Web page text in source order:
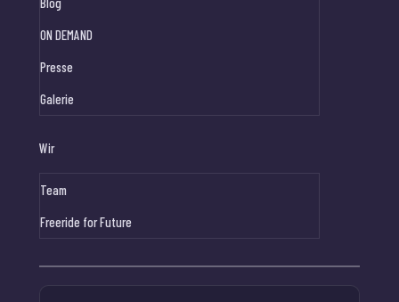
ON DEMAND
Presse
Galerie
Wir
Team
Freeride for Future